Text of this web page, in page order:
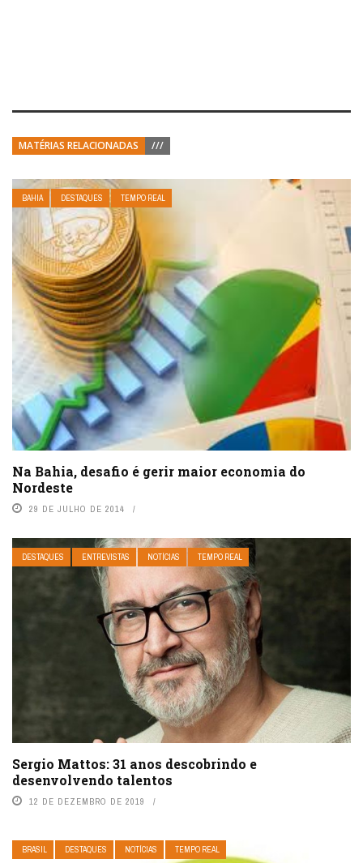
MATÉRIAS RELACIONADAS ///
BAHIA DESTAQUES TEMPO REAL
Na Bahia, desafio é gerir maior economia do
Nordeste
29 DE JULHO DE 2014
DESTAQUES ENTREVISTAS NOTÍCIAS TEMPO REAL
Sergio Mattos: 31 anos descobrindo e
desenvolvendo talentos
12 DE DEZEMBRO DE 2019
BRASIL DESTAQUES NOTÍCIAS TEMPO REAL